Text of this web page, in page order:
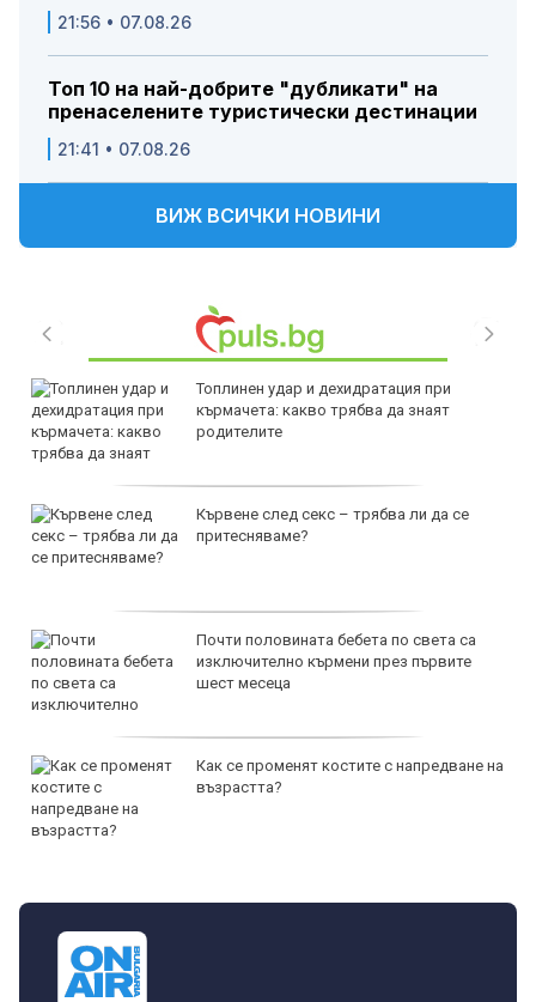
21:56 • 07.08.26
Топ 10 на най-добрите "дубликати" на
пренаселените туристически дестинации
21:41 • 07.08.26
ВИЖ ВСИЧКИ НОВИНИ
Топлинен удар и дехидратация при
кърмачета: какво трябва да знаят
родителите
Кървене след секс – трябва ли да се
притесняваме?
Почти половината бебета по света са
изключително кърмени през първите
шест месеца
Как се променят костите с напредване на
възрастта?